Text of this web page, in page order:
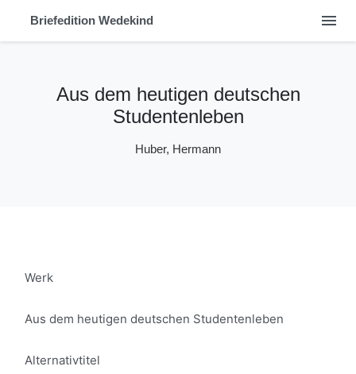
Briefedition Wedekind menu
Aus dem heutigen deutschen
Studentenleben
Huber, Hermann
Werk
Aus dem heutigen deutschen Studentenleben
Alternativtitel